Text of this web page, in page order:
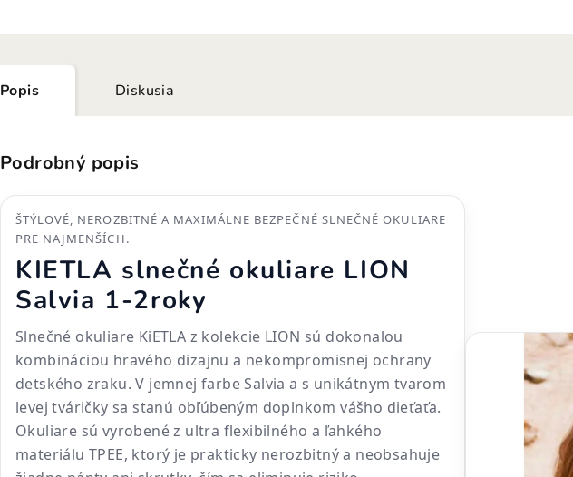
Popis Diskusia
Podrobný popis
ŠTÝLOVÉ, NEROZBITNÉ A MAXIMÁLNE BEZPEČNÉ SLNEČNÉ OKULIARE
PRE NAJMENŠÍCH.
KIETLA slnečné okuliare LION
Salvia 1-2roky
Slnečné okuliare KiETLA z kolekcie LION sú dokonalou
kombináciou hravého dizajnu a nekompromisnej ochrany
detského zraku. V jemnej farbe Salvia a s unikátnym tvarom
levej tváričky sa stanú obľúbeným doplnkom vášho dieťaťa.
Okuliare sú vyrobené z ultra flexibilného a ľahkého
materiálu TPEE, ktorý je prakticky nerozbitný a neobsahuje